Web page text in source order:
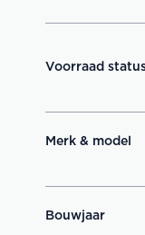
Voorraad
Merk & model
Bouwjaar